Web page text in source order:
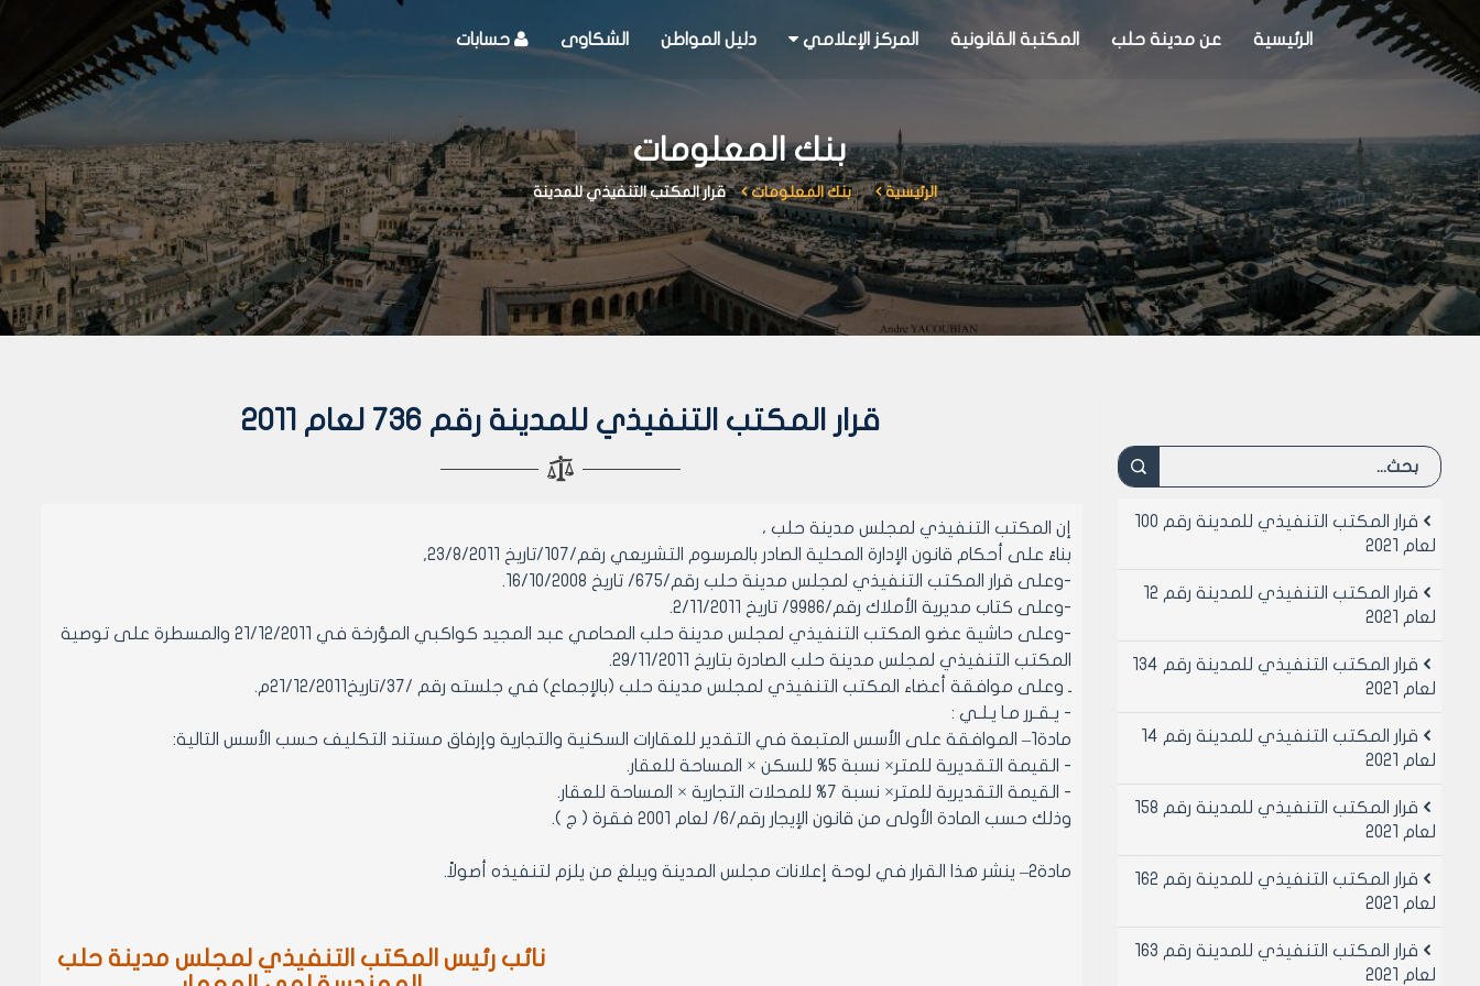
الرئيسية عن مدينة حلب المكتبة القانونية المركز الإعلامي دليل المواطن الشكاوى حسابات
بنك المعلومات
الرئيسية بنك المعلومات قرار المكتب التنفيذي للمدينة
قرار المكتب التنفيذي للمدينة رقم 736 لعام 2011
إن المكتب التنفيذي لمجلس مدينة حلب ،
بناءً على أحكام قانون الإدارة المحلية الصادر بالمرسوم التشريعي رقم/107/تاريخ 23/8/2011,
-وعلى قرار المكتب التنفيذي لمجلس مدينة حلب رقم/675/ تاريخ 16/10/2008.
-وعلى كتاب مديرية الأملاك رقم/9986/ تاريخ 2/11/2011.
-وعلى حاشية عضو المكتب التنفيذي لمجلس مدينة حلب المحامي عبد المجيد كواكبي المؤرخة في 21/12/2011 والمسطرة على توصية
المكتب التنفيذي لمجلس مدينة حلب الصادرة بتاريخ 29/11/2011.
ـ وعلى موافقة أعضاء المكتب التنفيذي لمجلس مدينة حلب (بالإجماع) في جلسته رقم /37/تاريخ21/12/2011م.
- يـقـرر مـا يـلـي :
مادة1– الموافقة على الأسس المتبعة في التقدير للعقارات السكنية والتجارية وإرفاق مستند التكليف حسب الأسس التالية:
- القيمة التقديرية للمتر× نسبة 5% للسكن × المساحة للعقار.
- القيمة التقديرية للمتر× نسبة 7% للمحلات التجارية × المساحة للعقار.
وذلك حسب المادة الأولى من قانون الإيجار رقم/6/ لعام 2001 فقرة ( ج ).
مادة2– ينشر هذا القرار في لوحة إعلانات مجلس المدينة ويبلغ من يلزم لتنفيذه أصولاً.
نائب رئيس المكتب التنفيذي لمجلس مدينة حلب
قرار المكتب التنفيذي للمدينة رقم 100
لعام 2021
قرار المكتب التنفيذي للمدينة رقم 12
لعام 2021
قرار المكتب التنفيذي للمدينة رقم 134
لعام 2021
قرار المكتب التنفيذي للمدينة رقم 14
لعام 2021
قرار المكتب التنفيذي للمدينة رقم 158
لعام 2021
قرار المكتب التنفيذي للمدينة رقم 162
لعام 2021
قرار المكتب التنفيذي للمدينة رقم 163
لعام 2021